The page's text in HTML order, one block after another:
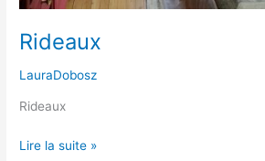
Rideaux
LauraDobosz
Rideaux
Lire la suite »